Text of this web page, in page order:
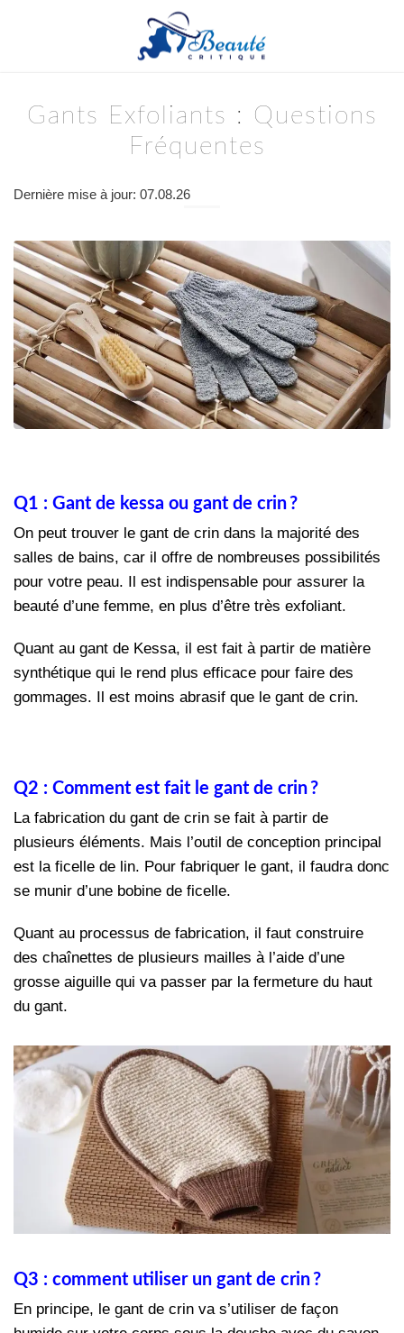
Gants Exfoliants : Questions
Fréquentes
Dernière mise à jour: 07.08.26
Q1 : Gant de kessa ou gant de crin ?
On peut trouver le gant de crin dans la majorité des
salles de bains, car il offre de nombreuses possibilités
pour votre peau. Il est indispensable pour assurer la
beauté d’une femme, en plus d’être très exfoliant.
Quant au gant de Kessa, il est fait à partir de matière
synthétique qui le rend plus efficace pour faire des
gommages. Il est moins abrasif que le gant de crin.
Q2 : Comment est fait le gant de crin ?
La fabrication du gant de crin se fait à partir de
plusieurs éléments. Mais l’outil de conception principal
est la ficelle de lin. Pour fabriquer le gant, il faudra donc
se munir d’une bobine de ficelle.
Quant au processus de fabrication, il faut construire
des chaînettes de plusieurs mailles à l’aide d’une
grosse aiguille qui va passer par la fermeture du haut
du gant.
Q3 : comment utiliser un gant de crin ?
En principe, le gant de crin va s’utiliser de façon